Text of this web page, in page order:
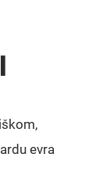
evra